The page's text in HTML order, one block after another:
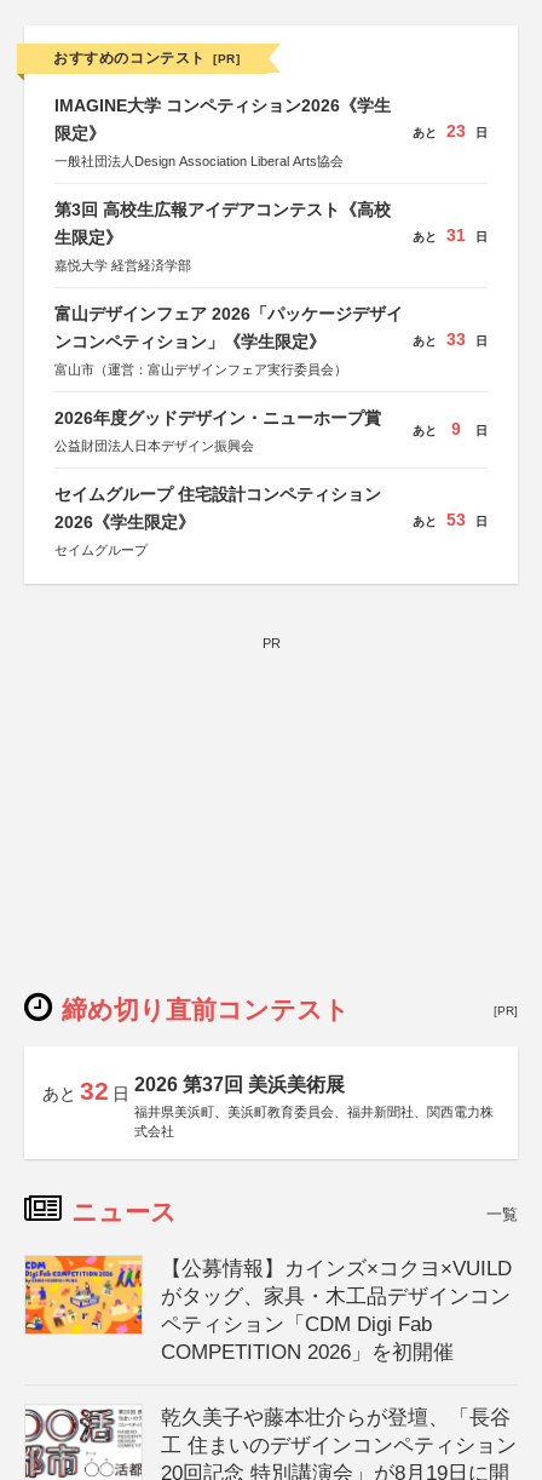
おすすめのコンテスト [PR]
IMAGINE大学 コンペティション2026《学生
限定》
一般社団法人Design Association Liberal Arts協会
あと 23 日
第3回 高校生広報アイデアコンテスト《高校
生限定》
嘉悦大学 経営経済学部
あと 31 日
富山デザインフェア 2026「パッケージデザイ
ンコンペティション」《学生限定》
富山市（運営：富山デザインフェア実行委員会）
あと 33 日
2026年度グッドデザイン・ニューホープ賞
公益財団法人日本デザイン振興会
あと 9 日
セイムグループ 住宅設計コンペティション
2026《学生限定》
セイムグループ
あと 53 日
PR
締め切り直前コンテスト [PR]
あと 32 日 2026 第37回 美浜美術展
福井県美浜町、美浜町教育委員会、福井新聞社、関西電力株
式会社
ニュース 一覧
【公募情報】カインズ×コクヨ×VUILD
がタッグ、家具・木工品デザインコン
ペティション「CDM Digi Fab
COMPETITION 2026」を初開催
乾久美子や藤本壮介らが登壇、「長谷
工 住まいのデザインコンペティション
20回記念 特別講演会」が8月19日に開